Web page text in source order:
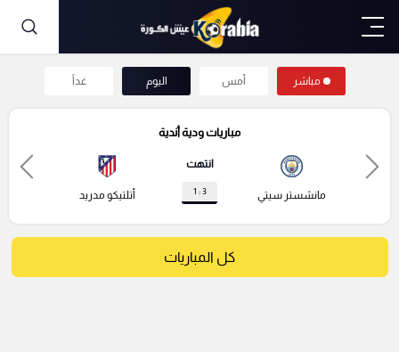
مباشر أمس اليوم غداً
مباريات ودية أندية
مانشستر سيتي
انتهت
3 : 1 أتلتيكو مدريد
كل المباريات